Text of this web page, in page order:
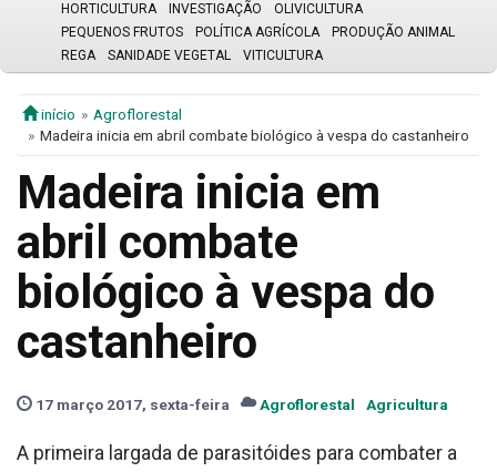
HORTICULTURA
INVESTIGAÇÃO
OLIVICULTURA
PEQUENOS FRUTOS
POLÍTICA AGRÍCOLA
PRODUÇÃO ANIMAL
REGA
SANIDADE VEGETAL VITICULTURA
início
Agroflorestal
Madeira inicia em abril combate biológico à vespa do castanheiro
Madeira inicia em
abril combate
biológico à vespa do
castanheiro
17 março 2017, sexta-feira Agroflorestal Agricultura
A primeira largada de parasitóides para combater a